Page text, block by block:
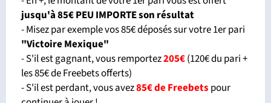
jusqu'à 85€ PEU IMPORTE son résultat
- Misez par exemple vos 85€ déposés sur votre 1er pari
"Victoire Mexique"
- S'il est gagnant, vous remportez205€(120€ du pari +
les 85€ de Freebets offerts)
- S'il est perdant, vous avez85€ de Freebets pour